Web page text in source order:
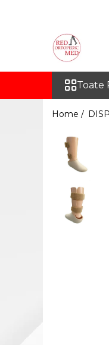
Toate Produsele
DISPOZITIVE
COLOANA
MEMBRU SUPERIOR
MEMBRU INFERIOR
PROTEZE PENTRU
Toate
Home /